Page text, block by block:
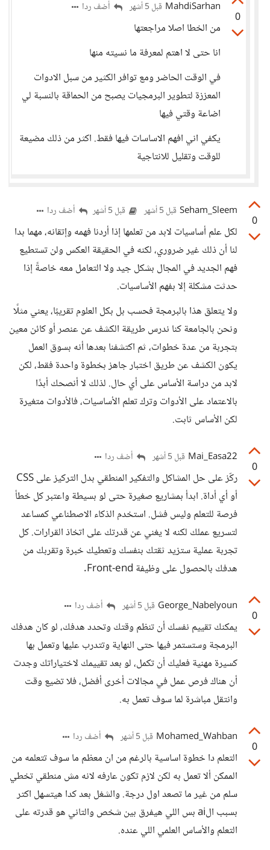
0
MahdiSarhan قبل 5 أشهر أضف ردا
من الخطا اصلا مراجعتها
انا حتى لا اهتم لمعرفة ما نسيته منها
في الوقت الحاضر ومع توافر الكثير من سبل الادوات
المعززة لتطوير البرمجيات يصبح من الحماقة بالنسبة لي
اضاعة وقتي فيها
يكفي اني افهم الاساسات فيها فقط. اكثر من ذلك مضيعة
للوقت وتقليل للانتاجية
0
Seham_Sleem قبل 5 أشهر قبل 5 أشهر أضف ردا
لكل علم أساسيات لابد من تعلمها إذا أردنا فهمه وإتقانه، مهما بدا
لنا أن ذلك غير ضروري، لكنه في الحقيقة العكس ولن تستطيع
فهم الجديد في المجال بشكل جيد ولا التعامل معه خاصةً إذا
حدثت مشكلة إلا بفهم الأساسيات.
ولا يتعلق هذا بالبرمجة فحسب بل بكل العلوم تقريبًا، يعني مثلًا
ونحن بالجامعة كنا ندرس طريقة الكشف عن عنصر أو كائن معين
بتجربة من عدة خطوات، ثم اكتشفنا بعدها أنه بسوق العمل
يكون الكشف عن طريق اختبار جاهز بخطوة واحدة فقط، لكن
لابد من دراسة الأساس على أي حال. لذلك لا أنصحك أبدًا
بالاعتماد على الأدوات وترك تعلم الأساسيات، فالأدوات متغيرة
لكن الأساس ثابت.
0
Mai_Easa22 قبل 5 أشهر أضف ردا
ركّز على حل المشاكل والتفكير المنطقي بدل التركيز على CSS
أو أي أداة. ابدأ بمشاريع صغيرة حتى لو بسيطة واعتبر كل خطأ
فرصة للتعلم وليس فشل. استخدم الذكاء الاصطناعي كمساعد
لتسريع عملك لكنه لا يغني عن قدرتك على اتخاذ القرارات. كل
تجربة عملية ستزيد ثقتك بنفسك وتعطيك خبرة وتقربك من
هدفك بالحصول على وظيفة Front-end.
0
George_Nabelyoun قبل 5 أشهر أضف ردا
يمكنك تقييم نفسك أن تنظم وقتك وتحدد هدفك، لو كان هدفك
البرمجة وستستمر فيها حتى النهاية وتتدرب عليها وتعمل بها
كسيرة مهنية فعليك أن تكمل، لو بعد تقييمك لاختياراتك وجدت
أن هناك فرص عمل في مجالات أخرى أفضل، فلا تضيع وقت
وانتقل مباشرة لما سوف تعمل به.
0
Mohamed_Wahban قبل 5 أشهر أضف ردا
التعلم دا خطوة اساسية بالرغم من ان معظم ما سوف تتعلمه من
الممكن ألا تعمل به لكن لازم تكون عارفه لانه مش منطقي تخطي
سلم من غير ما تصعد اول درجة. والشغل بعد كدا هيتسهل اكتر
بسبب الai بس اللي هيفرق بين شخص والتاني هو قدرته على
التعلم والأساس العلمي اللي عنده.